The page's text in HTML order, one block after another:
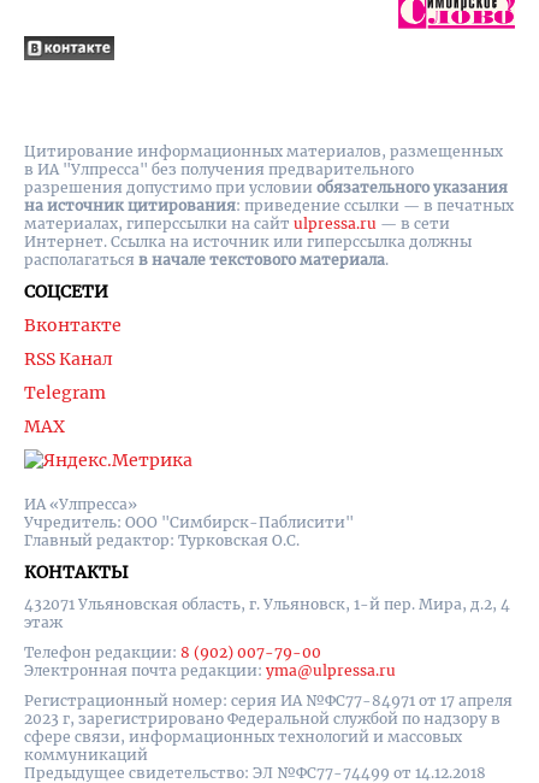
ИА «Улпресса»
Учредитель: ООО "Симбирск-Паблисити"
Главный редактор: Турковская О.С.
КОНТАКТЫ
432071 Ульяновская область, г. Ульяновск, 1-й пер. Мира, д.2, 4
этаж
Телефон редакции: 8 (902) 007-79-00
Электронная почта редакции: yma@ulpressa.ru
Регистрационный номер: серия ИА №ФС77-84971 от 17 апреля
2023 г, зарегистрировано Федеральной службой по надзору в
сфере связи, информационных технологий и массовых
коммуникаций
Предыдущее свидетельство: ЭЛ №ФС77-74499 от 14.12.2018
СОЦСЕТИ
Вконтакте
RSS Канал
Telegram
MAX
Цитирование информационных материалов, размещенных
в ИА "Улпресса" без получения предварительного
разрешения допустимо при условии обязательного указания
на источник цитирования: приведение ссылки — в печатных
материалах, гиперссылки на cайт ulpressa.ru — в сети
Интернет. Ссылка на источник или гиперссылка должны
располагаться в начале текстового материала.